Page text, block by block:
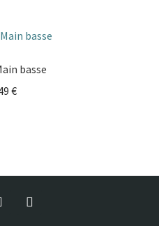
basse
€